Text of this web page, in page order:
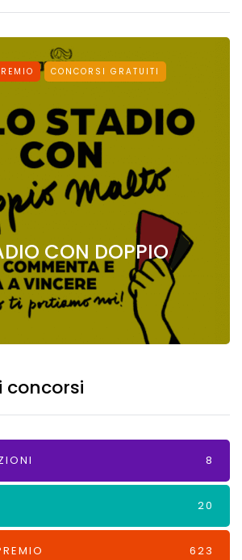
CONCORSI GRATUITI
CON DOPPIO
concorsi
8
20
623